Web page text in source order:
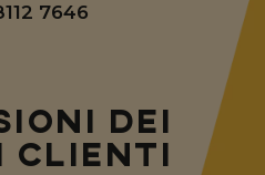
7646
DEI
CLIENTI